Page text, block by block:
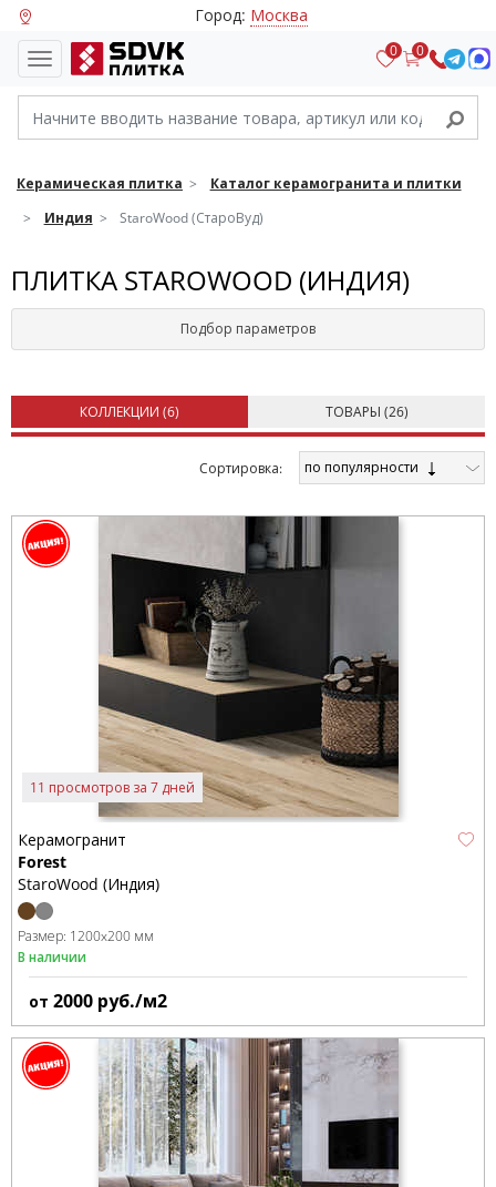
Город: Москва
0 0
Керамическая плитка
Каталог керамогранита и плитки
Индия
StaroWood (СтароВуд)
ПЛИТКА STAROWOOD (ИНДИЯ)
Подбор параметров
КОЛЛЕКЦИИ (6) ТОВАРЫ (26)
Cортировка: по популярности
11 просмотров за 7 дней
Керамогранит
Forest
StaroWood (Индия)
Размер: 1200x200 мм
В наличии
от 2000 руб./м2